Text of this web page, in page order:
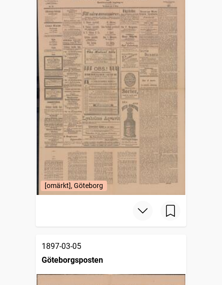
[omärkt], Göteborg
1897-03-05
Göteborgsposten